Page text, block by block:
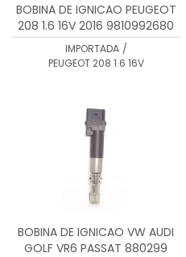
BOBINA DE IGNICAO PEUGEOT
208 1.6 16V 2016 9810992680
IMPORTADA /
PEUGEOT 208 1.6 16V
BOBINA DE IGNICAO VW AUDI
GOLF VR6 PASSAT 880299